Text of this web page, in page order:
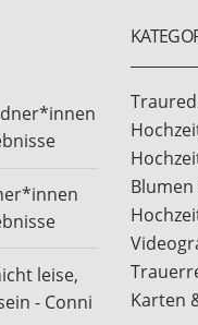
leise,
- Conni
Blumen
Karten